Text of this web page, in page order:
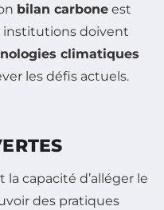
bilan carbone est
institutions doivent
climatiques
les défis actuels.
la capacité d’alléger le
des pratiques